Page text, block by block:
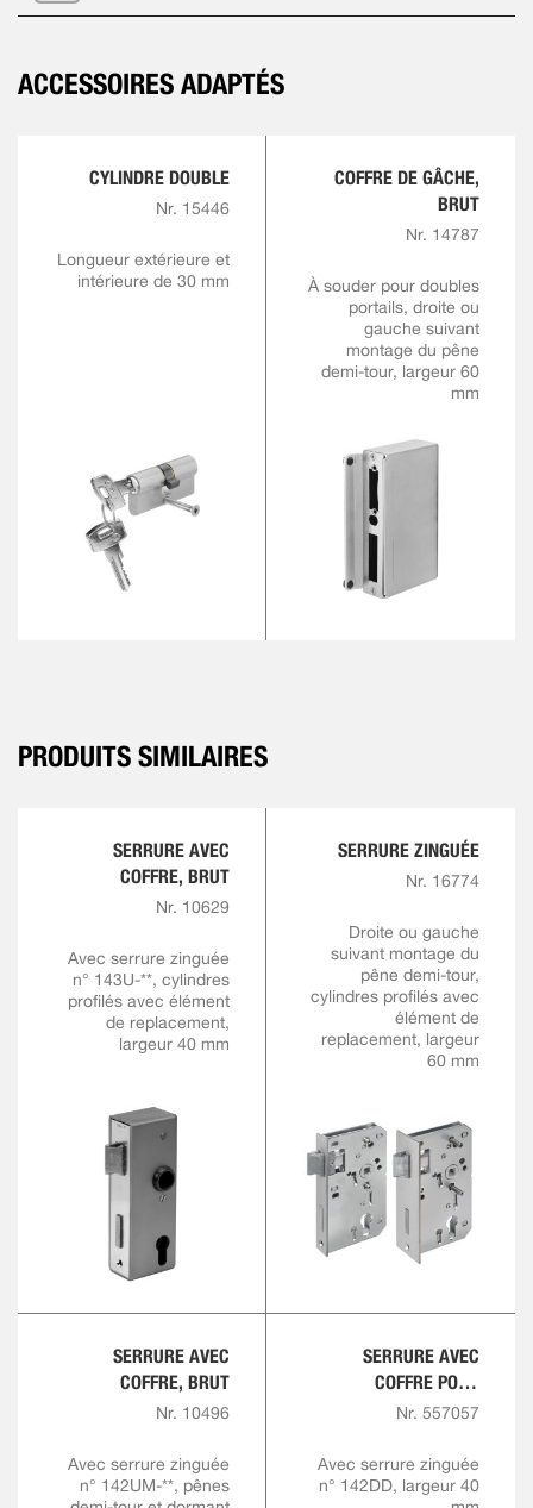
ACCESSOIRES ADAPTÉS
CYLINDRE DOUBLE
Nr. 15446
Longueur extérieure et
intérieure de 30 mm
COFFRE DE GÂCHE,
BRUT
Nr. 14787
À souder pour doubles
portails, droite ou
gauche suivant
montage du pêne
demi-tour, largeur 60
mm
PRODUITS SIMILAIRES
SERRURE AVEC
COFFRE, BRUT
Nr. 10629
Avec serrure zinguée
n° 143U-**, cylindres
profilés avec élément
de replacement,
largeur 40 mm
SERRURE ZINGUÉE
Nr. 16774
Droite ou gauche
suivant montage du
pêne demi-tour,
cylindres profilés avec
élément de
replacement, largeur
60 mm
SERRURE AVEC
COFFRE, BRUT
Nr. 10496
Avec serrure zinguée
n° 142UM-**, pênes
SERRURE AVEC
COFFRE POUR
CYLINDRE
BARILLET PROFILÉ,
BRUTE
Nr. 557057
Avec serrure zinguée
n° 142DD, largeur 40